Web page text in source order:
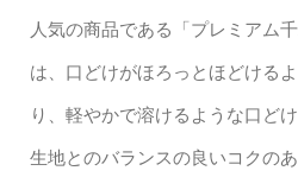
人気の商品である「プレミアム
は、口どけがほろっとほどける
り、軽やかで溶けるような口ど
生地とのバランスの良いコクの